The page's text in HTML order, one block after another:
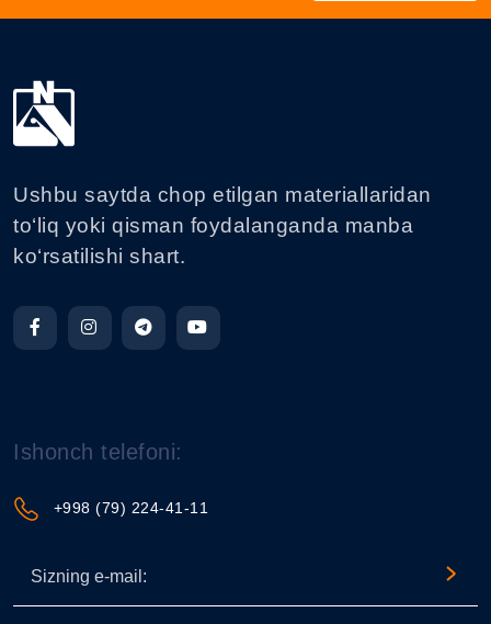
Ushbu saytda chop etilgan materiallaridan
to‘liq yoki qisman foydalanganda manba
ko‘rsatilishi shart.
Ishonch telefoni:
+998 (79) 224-41-11